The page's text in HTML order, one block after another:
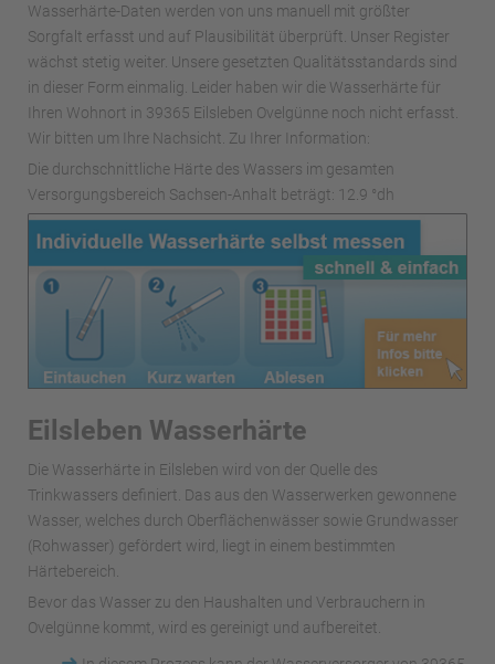
Wasserhärte-Daten werden von uns manuell mit größter
Sorgfalt erfasst und auf Plausibilität überprüft. Unser Register
wächst stetig weiter. Unsere gesetzten Qualitätsstandards sind
in dieser Form einmalig. Leider haben wir die Wasserhärte für
Ihren Wohnort in 39365 Eilsleben Ovelgünne noch nicht erfasst.
Wir bitten um Ihre Nachsicht. Zu Ihrer Information:
Die durchschnittliche Härte des Wassers im gesamten
Versorgungsbereich Sachsen-Anhalt beträgt: 12.9 °dh
Eilsleben Wasserhärte
Die Wasserhärte in Eilsleben wird von der Quelle des
Trinkwassers definiert. Das aus den Wasserwerken gewonnene
Wasser, welches durch Oberflächenwässer sowie Grundwasser
(Rohwasser) gefördert wird, liegt in einem bestimmten
Härtebereich.
Bevor das Wasser zu den Haushalten und Verbrauchern in
Ovelgünne kommt, wird es gereinigt und aufbereitet.